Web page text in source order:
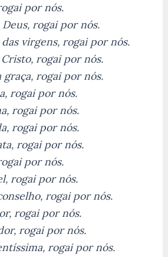
por nós.
rogai por nós.
virgens, rogai por nós.
rogai por nós.
graça, rogai por nós.
rogai por nós.
rogai por nós.
rogai por nós.
rogai por nós.
por nós.
rogai por nós.
rogai por nós.
rogai por nós.
rogai por nós.
rogai por nós.